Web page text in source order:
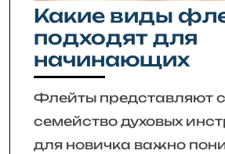
Какие виды
подходят для
начинающих
Флейты представляют
семейство духовых
для новичка важно